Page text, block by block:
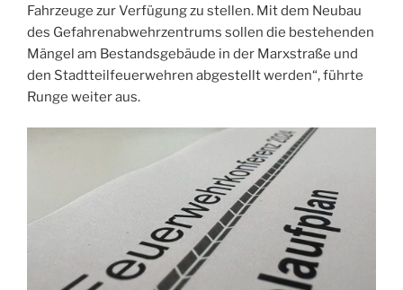
Fahrzeuge zur Verfügung zu stellen. Mit dem Neubau
des Gefahrenabwehrzentrums sollen die bestehenden
Mängel am Bestandsgebäude in der Marxstraße und
den Stadtteilfeuerwehren abgestellt werden“, führte
Runge weiter aus.